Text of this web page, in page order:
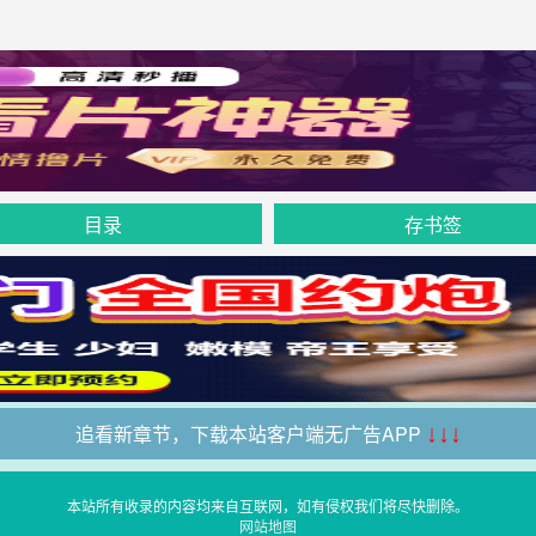
目录 存书签
追看新章节，下载本站客户端无广告APP ↓↓↓
本站所有收录的内容均来自互联网，如有侵权我们将尽快删除。
网站地图